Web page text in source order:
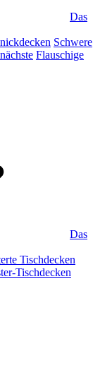
Das
Schwere
Flauschige
Das
Tischdecken
Tischdecken